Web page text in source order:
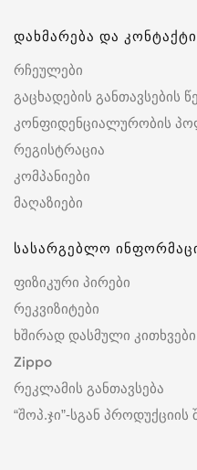
დახმარება და კონტაქტი
რჩეულები
გაცხადების განთავსების
კონფიდენციალურობის
რეგისტრაცია
კომპანიები
მაღაზიები
სასარგებლო
ფიზიკური პირები
რეკვიზიტები
ხშირად დასმული კითხვები
Zippo
რეკლამის განთავსება
“შოპ.ჯი”-სგან პროდუქციის